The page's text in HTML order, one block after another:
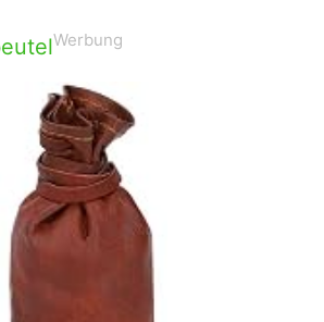
Werbung